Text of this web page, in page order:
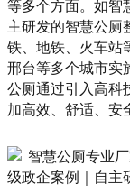
等多个方面。如智
主研发的智慧公厕
铁、地铁、火车站
邢台等多个城市实
公厕通过引入高科
加高效、舒适、安